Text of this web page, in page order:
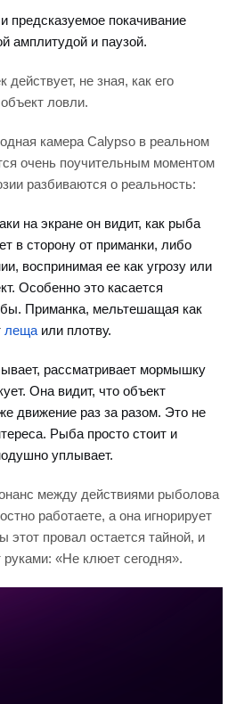
предсказуемое покачивание
амплитудой и паузой.
не зная, как его
ловли.
камера Calypso в реальном
очень поучительным моментом
разбиваются о реальность:
на экране он видит, как рыба
в сторону от приманки, либо
воспринимая ее как угрозу или
Особенно это касается
Приманка, мельтешащая как
леща или плотву.
рассматривает мормышку
Она видит, что объект
движение раз за разом. Это не
Рыба просто стоит и
уплывает.
между действиями рыболова
работаете, а она игнорирует
этот провал остается тайной, и
«Не клюет сегодня».